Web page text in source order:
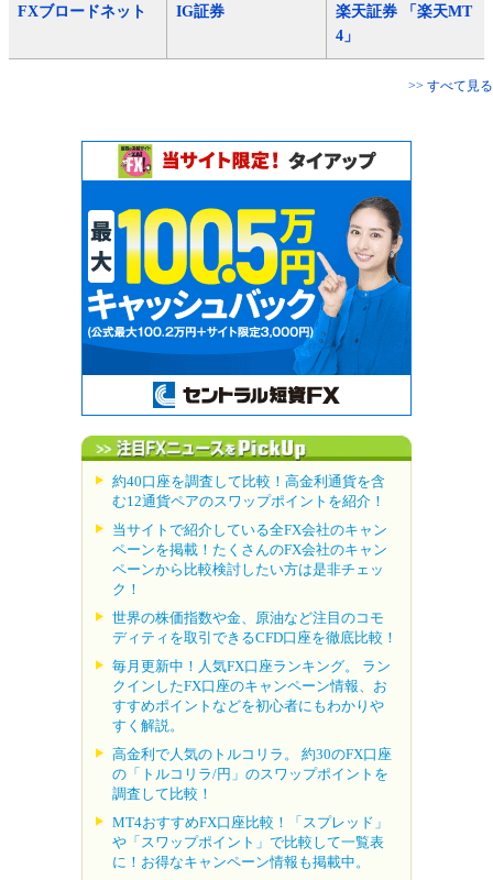
FXブロードネット IG証券
楽天証券 「楽天MT
4」
>> すべて見る
約40口座を調査して比較！高金利通貨を含
む12通貨ペアのスワップポイントを紹介！
当サイトで紹介している全FX会社のキャン
ペーンを掲載！たくさんのFX会社のキャン
ペーンから比較検討したい方は是非チェッ
ク！
世界の株価指数や金、原油など注目のコモ
ディティを取引できるCFD口座を徹底比較！
毎月更新中！人気FX口座ランキング。 ラン
クインしたFX口座のキャンペーン情報、お
すすめポイントなどを初心者にもわかりや
すく解説。
高金利で人気のトルコリラ。 約30のFX口座
の「トルコリラ/円」のスワップポイントを
調査して比較！
MT4おすすめFX口座比較！「スプレッド」
や「スワップポイント」で比較して一覧表
に！お得なキャンペーン情報も掲載中。